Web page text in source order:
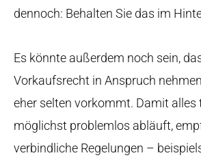
dennoch: Behalten Sie das im
Es könnte außerdem noch sein,
Vorkaufsrecht in Anspruch
eher selten vorkommt. Damit alles
möglichst problemlos abläuft,
verbindliche Regelungen –